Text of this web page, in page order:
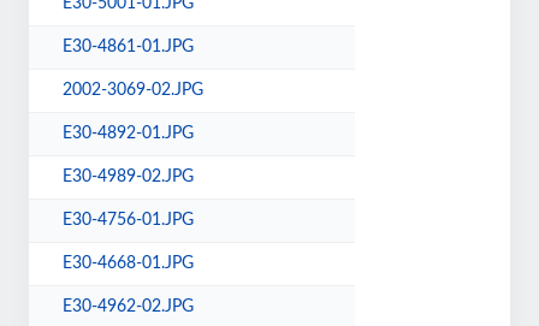
E30-5001-01.JPG
E30-4861-01.JPG
2002-3069-02.JPG
E30-4892-01.JPG
E30-4989-02.JPG
E30-4756-01.JPG
E30-4668-01.JPG
E30-4962-02.JPG